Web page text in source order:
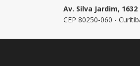
Av. Silva Jardim, 1632
CEP 80250-060 -